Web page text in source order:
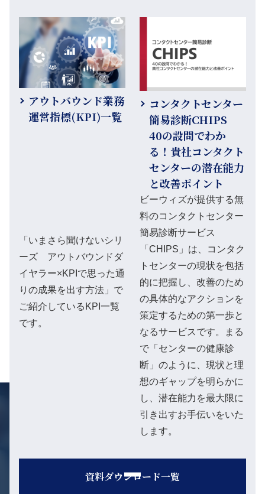
アウトバウンド業務
運営指標(KPI)一覧
「いまさら聞けないシリ
ーズ アウトバウンドダ
イヤラー×KPIで思った通
りの成果を出す方法」で
ご紹介しているKPI一覧
です。
コンタクトセンター
簡易診断CHIPS
40の設問でわか
る！貴社コンタクト
センターの潜在能力
と改善ポイント
ビーウィズが提供する無
料のコンタクトセンター
簡易診断サービス
「CHIPS」は、コンタク
トセンターの現状を包括
的に把握し、改善のため
の具体的なアクションを
策定するための第一歩と
なるサービスです。まる
で「センターの健康診
断」のように、現状と理
想のギャップを明らかに
し、潜在能力を最大限に
引き出すお手伝いをいた
します。
資料ダウンロード一覧